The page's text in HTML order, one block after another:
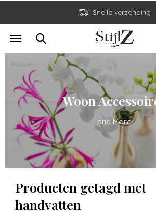
Snelle verzending
Woon
and More
Producten getagd met
handvatten